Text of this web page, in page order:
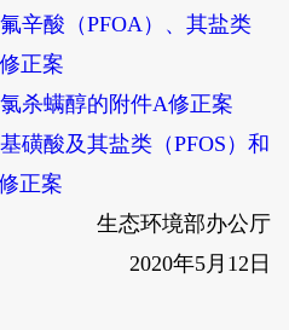
辛酸（PFOA）、其盐类
正案
杀螨醇的附件A修正案
磺酸及其盐类（PFOS）和
正案
生态环境部办公厅
2020年5月12日